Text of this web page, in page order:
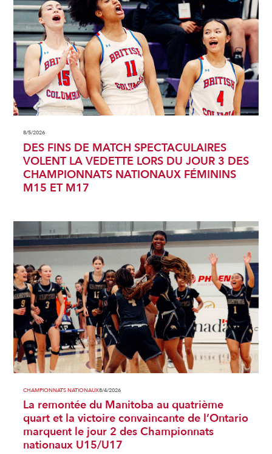
8/5/2026
DES FINS DE MATCH SPECTACULAIRES
VOLENT LA VEDETTE LORS DU JOUR 3 DES
CHAMPIONNATS NATIONAUX FÉMININS
M15 ET M17
CHAMPIONNATS NATIONAUX8/4/2026
La remontée du Manitoba au quatrième
quart et la victoire convaincante de l’Ontario
marquent le jour 2 des Championnats
nationaux U15/U17